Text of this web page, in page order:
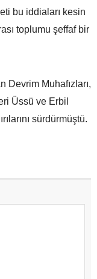
bu iddiaları kesin
toplumu şeffaf bir
Devrim Muhafızları,
Üssü ve Erbil
sürdürmüştü.